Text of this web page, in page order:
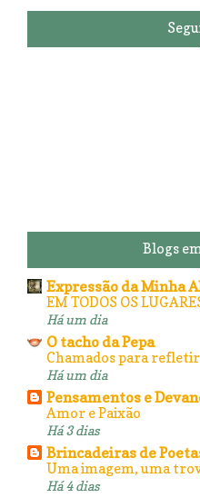
Blogs
Expressão da Minha
EM TODOS OS
Há um dia
O tacho da Pepa
Chamados para
Há um dia
Pensamentos e
Amor e Paixão
Há 3 dias
Brincadeiras de
Uma imagem, uma
Há 4 dias